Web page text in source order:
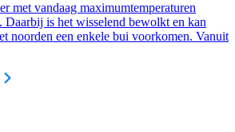
met vandaag maximumtemperaturen
Daarbij is het wisselend bewolkt en kan
noorden een enkele bui voorkomen. Vanuit